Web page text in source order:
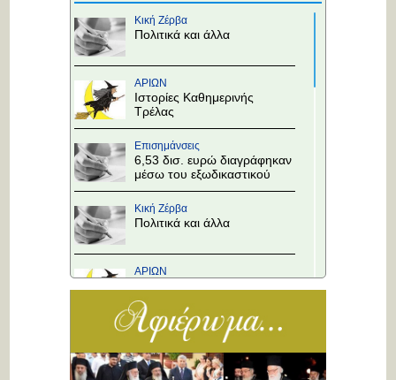
Κική Ζέρβα
Πολιτικά και άλλα
ΑΡΙΩΝ
Ιστορίες Καθημερινής
Τρέλας
Επισημάνσεις
6,53 δισ. ευρώ διαγράφηκαν
μέσω του εξωδικαστικού
Κική Ζέρβα
Πολιτικά και άλλα
ΑΡΙΩΝ
Τρέλας
Επισημάνσεις
στους κόμβους!